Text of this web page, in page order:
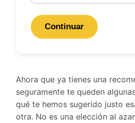
Continuar
Ahora que ya tienes una
seguramente te queden
qué te hemos sugerido justo
otra. No es una elección al